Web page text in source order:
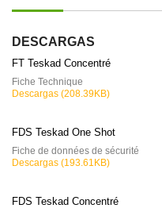
DESCARGAS
FT Teskad Concentré
Fiche Technique
Descargas (208.39KB)
FDS Teskad One Shot
Fiche de données de sécurité
Descargas (193.61KB)
FDS Teskad Concentré